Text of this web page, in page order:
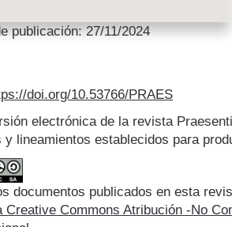
publicación: 27/11/2024
doi.org/10.53766/PRAES
electrónica de la revista
y lineamientos establecidos para
documentos publicados en esta
Creative Commons Atribución -No